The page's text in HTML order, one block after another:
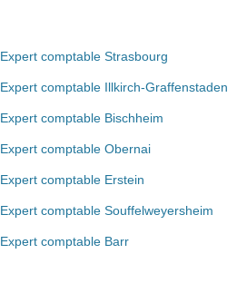
Expert comptable Strasbourg
Expert comptable Illkirch-Graffenstaden
Expert comptable Bischheim
Expert comptable Obernai
Expert comptable Erstein
Expert comptable Souffelweyersheim
Expert comptable Barr